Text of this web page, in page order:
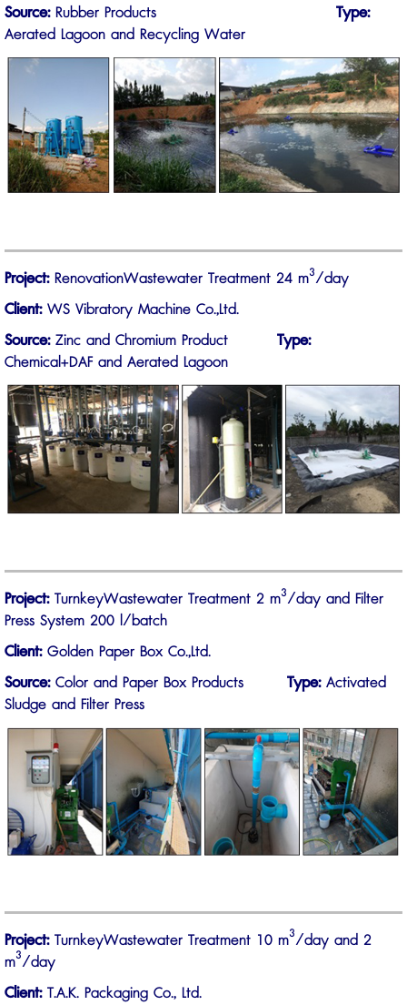
Source: Rubber Products Type:
Aerated Lagoon and Recycling Water
Project: RenovationWastewater Treatment 24 m3/day
Client: WS Vibratory Machine Co.,Ltd.
Source: Zinc and Chromium ProductType:
Chemical+DAF and Aerated Lagoon
Project: TurnkeyWastewater Treatment 2 m3/day and Filter
Press System 200 l/batch
Client: Golden Paper Box Co.,Ltd.
Source: Color and Paper Box Products Type:Activated
Sludge and Filter Press
Project: TurnkeyWastewater Treatment 10 m3/day and 2
m3/day
Client: T.A.K. Packaging Co., Ltd.